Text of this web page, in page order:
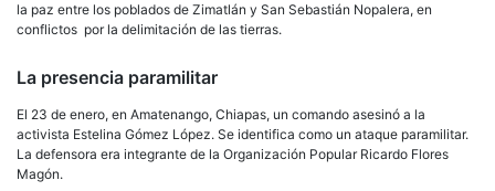
la paz entre los poblados de Zimatlán y San Sebastián Nopalera, en
conflictos por la delimitación de las tierras.
La presencia paramilitar
El 23 de enero, en Amatenango, Chiapas, un comando asesinó a la
activista Estelina Gómez López. Se identifica como un ataque paramilitar.
La defensora era integrante de la Organización Popular Ricardo Flores
Magón.